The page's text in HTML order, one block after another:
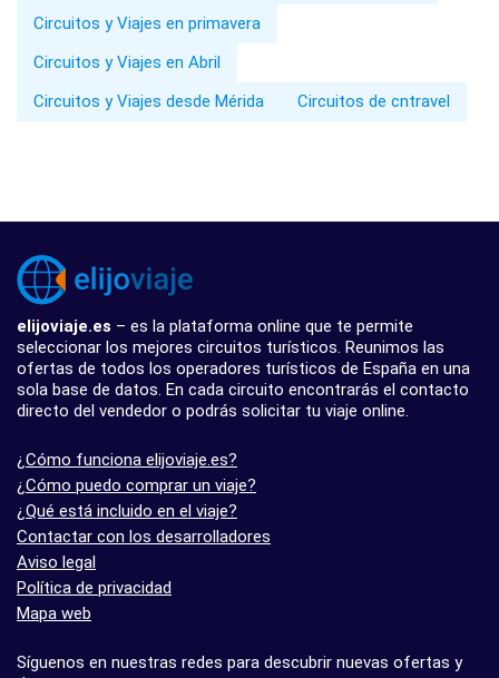
Circuitos y Viajes en primavera
Circuitos y Viajes en Abril
Circuitos y Viajes desde Mérida
Circuitos de cntravel
elijoviaje.es – es la plataforma online que te permite
seleccionar los mejores circuitos turísticos. Reunimos las
ofertas de todos los operadores turísticos de España en una
sola base de datos. En cada circuito encontrarás el contacto
directo del vendedor o podrás solicitar tu viaje online.
¿Cómo funciona elijoviaje.es?
¿Cómo puedo comprar un viaje?
¿Qué está incluido en el viaje?
Contactar con los desarrolladores
Aviso legal
Política de privacidad
Mapa web
Síguenos en nuestras redes para descubrir nuevas ofertas y